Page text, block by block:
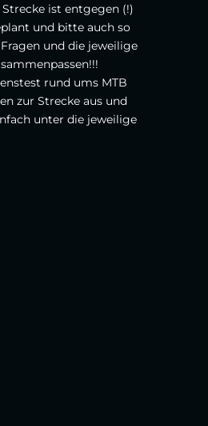
ist entgegen (!)
und bitte auch so
und die jeweilige
rund ums MTB
zur Strecke aus und
unter die jeweilige